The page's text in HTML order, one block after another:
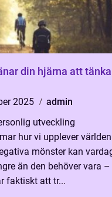
din hjärna att
2025
admin
utveckling
hur vi upplever
mönster kan
än den behöver vara –
faktiskt att tr...